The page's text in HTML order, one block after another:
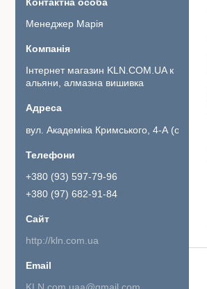
Менеджер Марія
Інтернет магазин KLN.COM.UA к
альяни, алмазна вишивка
вул. Академіка Кримського, 4-А (офіс
+380 (93) 597-79-96
+380 (97) 682-91-84
http://kln.com.ua